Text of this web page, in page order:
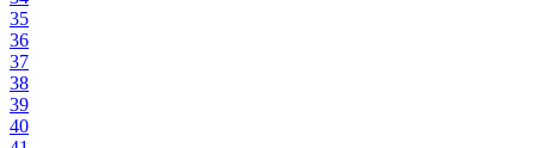
35
36
37
38
39
40